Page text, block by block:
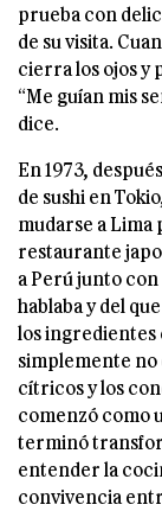
prueba con
de su visita.
cierra los ojos y
“Me guían mis
dice.
En 1973,
de sushi en
mudarse a Lima
restaurante
a Perú junto con
hablaba y del
los ingredientes
simplemente no
cítricos y los
comenzó como
terminó
entender la
convivencia